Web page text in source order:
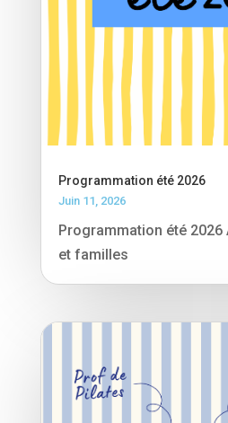
Programmation été 2026
Juin 11, 2026
Programmation été
et familles